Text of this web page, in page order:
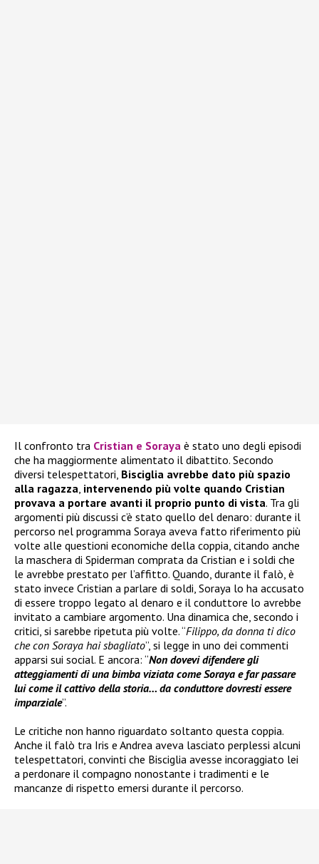
Il confronto tra Cristian e Soraya è stato uno degli episodi
che ha maggiormente alimentato il dibattito. Secondo
diversi telespettatori, Bisciglia avrebbe dato più spazio
alla ragazza, intervenendo più volte quando Cristian
provava a portare avanti il proprio punto di vista. Tra gli
argomenti più discussi c’è stato quello del denaro: durante il
percorso nel programma Soraya aveva fatto riferimento più
volte alle questioni economiche della coppia, citando anche
la maschera di Spiderman comprata da Cristian e i soldi che
le avrebbe prestato per l’affitto. Quando, durante il falò, è
stato invece Cristian a parlare di soldi, Soraya lo ha accusato
di essere troppo legato al denaro e il conduttore lo avrebbe
invitato a cambiare argomento. Una dinamica che, secondo i
critici, si sarebbe ripetuta più volte. “Filippo, da donna ti dico
che con Soraya hai sbagliato”, si legge in uno dei commenti
apparsi sui social. E ancora: “Non dovevi difendere gli
atteggiamenti di una bimba viziata come Soraya e far passare
lui come il cattivo della storia… da conduttore dovresti essere
imparziale”.
Le critiche non hanno riguardato soltanto questa coppia.
Anche il falò tra Iris e Andrea aveva lasciato perplessi alcuni
telespettatori, convinti che Bisciglia avesse incoraggiato lei
a perdonare il compagno nonostante i tradimenti e le
mancanze di rispetto emersi durante il percorso.